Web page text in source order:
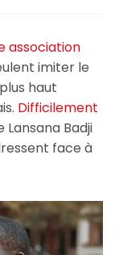
association
imiter le
haut
Difficilement
Lansana Badji
face à